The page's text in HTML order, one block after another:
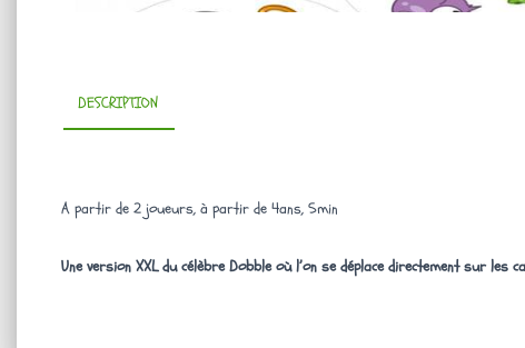
DESCRIPTION
A partir de 2 joueurs, à partir de 4ans, 5min
Une version XXL du célèbre Dobble où l’on se déplace directement sur les